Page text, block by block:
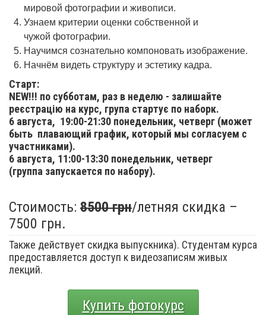
мировой фотографии и живописи.
Узнаем критерии оценки собственной и
чужой фотографии.
Научимся сознательно компоновать изображение.
Начнём видеть структуру и эстетику кадра.
Старт:
NEW!!! по субботам, раз в неделю - залишайте
реєстрацію на курс, група стартує по наборк.
6 августа, 19:00-21:30 понедельник, четверг (может
быть плавающий график, который мы согласуем с
участниками).
6 августа, 11:00-13:30 понедельник, четверг
(группа запускается по набору).
Стоимость: 8500 грн/летняя скидка –
7500 грн.
Также действует скидка выпускника). Студентам курса
предоставляется доступ к видеозаписям живых
лекций.
Купить фотокурс